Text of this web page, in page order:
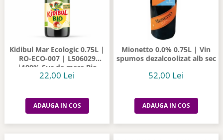
Kidibul Mar Ecologic 0.75L |
RO-ECO-007 | L506029
|100% Suc de mere Bio
22,00 Lei
ADAUGA IN COS
Mionetto 0.0% 0.75L | Vin
spumos dezalcoolizat alb sec
52,00 Lei
ADAUGA IN COS